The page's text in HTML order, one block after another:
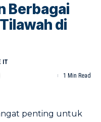
Berbagai
di
1 Min Read
penting untuk